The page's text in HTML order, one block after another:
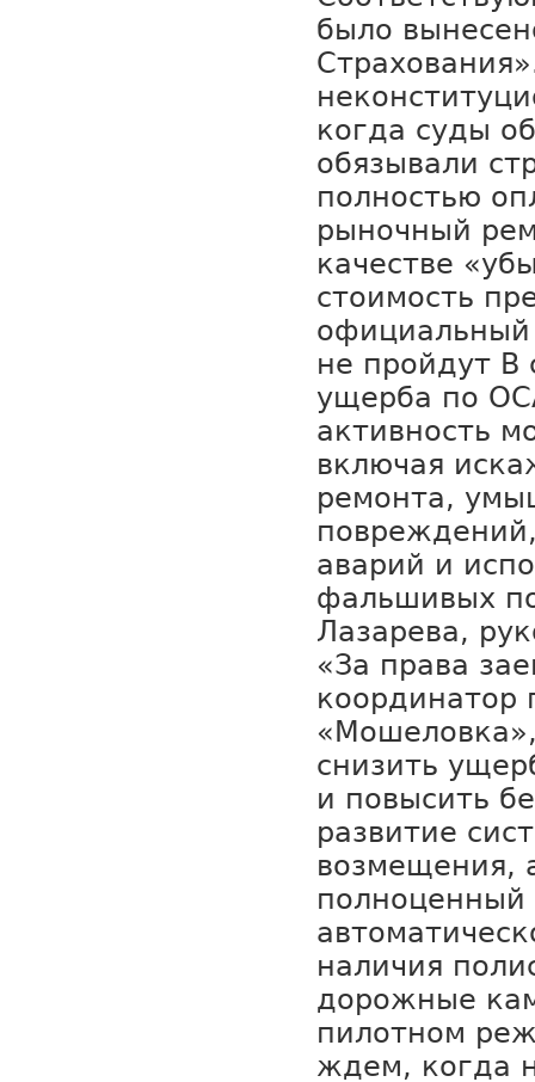
было
когда суды
обязывали
полностью
рыночный
качестве
стоимость
не пройдут В
ущерба по
активность
включая
ремонта,
аварий и
фальшивых
Лазарева,
«За права
снизить
и повысить
развитие
возмещения,
полноценный
наличия
дорожные
пилотном
ждем, когда